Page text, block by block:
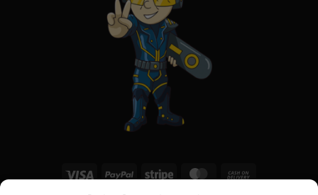
Visa PayPal Stripe MasterCard